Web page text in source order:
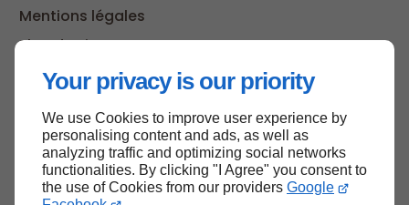
Your privacy is our priority
We use Cookies to improve user experience by
personalising content and ads, as well as
analyzing traffic and optimizing social networks
functionalities. By clicking "I Agree" you consent to
the use of Cookies from our providers Google
Mentions légales
Plan du site
Haut de page